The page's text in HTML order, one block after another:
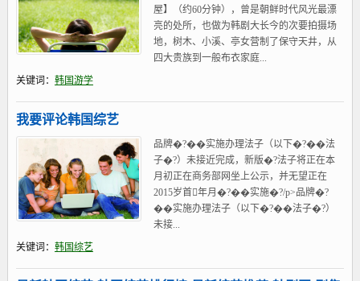
屋】（约60分钟），曾是朝鲜时代风光最漂
亮的处所，也做为韩剧大长今的次要拍摄场
地，树木、小溪、亭女营制了保守天井，从
四大贵族到一般布衣家庭...
关键词： 韩国游学
我要评论韩国综艺
品牌�?��实施办理法子（以下�?��法
子�?）未接近完成，新版�?法子将正在本
月初正在商务部网坐上公示，并无望正在
2015岁首年月�?��实施�?/p˃品牌�?
��实施办理法子（以下�?��法子�?）
未接...
关键词： 韩国综艺